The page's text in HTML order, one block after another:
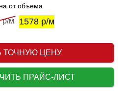
от объема
р/м 1578 р/м
ТОЧНУЮ ЦЕНУ
ПРАЙС-ЛИСТ